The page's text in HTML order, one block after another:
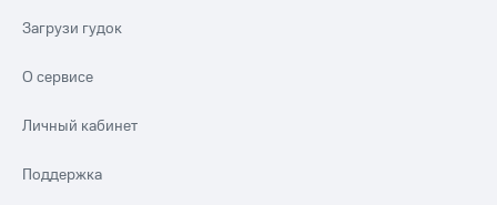
Загрузи гудок
О сервисе
Личный кабинет
Поддержка